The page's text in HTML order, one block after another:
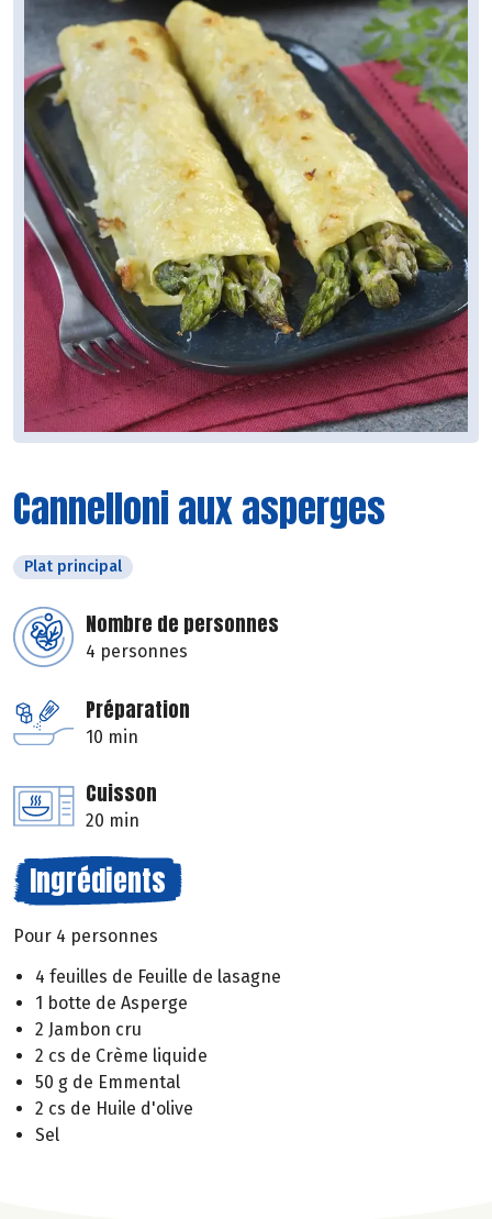
Cannelloni aux asperges
Plat principal
Nombre de personnes
4 personnes
Préparation
10 min
Cuisson
20 min
Ingrédients
Pour 4 personnes
4 feuilles de Feuille de lasagne
1 botte de Asperge
2 Jambon cru
2 cs de Crème liquide
50 g de Emmental
2 cs de Huile d'olive
Sel